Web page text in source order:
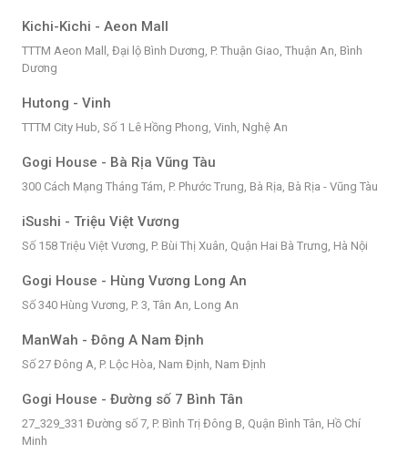
Kichi-Kichi - Aeon Mall
TTTM Aeon Mall, Đại lộ Bình Dương, P. Thuận Giao, Thuận An, Bình
Dương
Hutong - Vinh
TTTM City Hub, Số 1 Lê Hồng Phong, Vinh, Nghệ An
Gogi House - Bà Rịa Vũng Tàu
300 Cách Mạng Tháng Tám, P. Phước Trung, Bà Rịa, Bà Rịa - Vũng Tàu
iSushi - Triệu Việt Vương
Số 158 Triệu Việt Vương, P. Bùi Thị Xuân, Quận Hai Bà Trưng, Hà Nội
Gogi House - Hùng Vương Long An
Số 340 Hùng Vương, P. 3, Tân An, Long An
ManWah - Đông A Nam Định
Số 27 Đông A, P. Lộc Hòa, Nam Định, Nam Định
Gogi House - Đường số 7 Bình Tân
27_329_331 Đường số 7, P. Bình Trị Đông B, Quận Bình Tân, Hồ Chí
Minh